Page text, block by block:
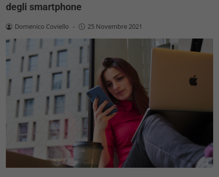
degli smartphone
Domenico Coviello - 25 Novembre 2021